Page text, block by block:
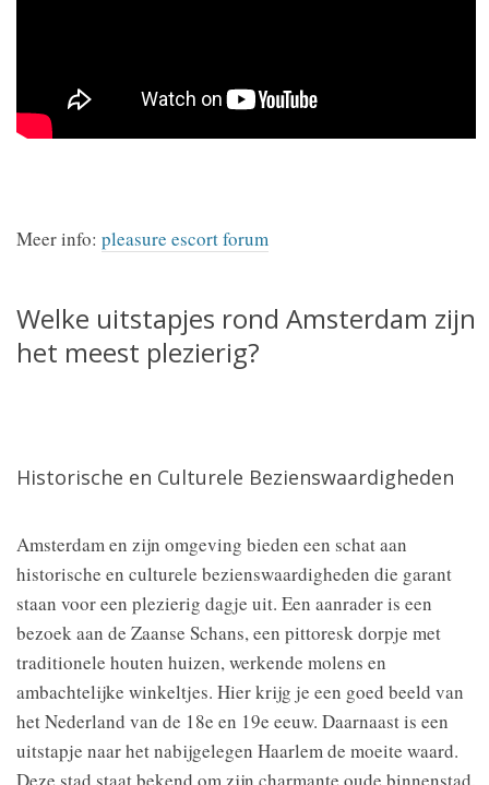
Meer info: pleasure escort forum
Welke uitstapjes rond Amsterdam zijn
het meest plezierig?
Historische en Culturele Bezienswaardigheden
Amsterdam en zijn omgeving bieden een schat aan
historische en culturele bezienswaardigheden die garant
staan voor een plezierig dagje uit. Een aanrader is een
bezoek aan de Zaanse Schans, een pittoresk dorpje met
traditionele houten huizen, werkende molens en
ambachtelijke winkeltjes. Hier krijg je een goed beeld van
het Nederland van de 18e en 19e eeuw. Daarnaast is een
uitstapje naar het nabijgelegen Haarlem de moeite waard.
Deze stad staat bekend om zijn charmante oude binnenstad,